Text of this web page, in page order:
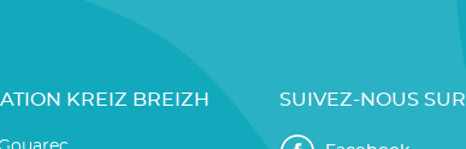
KREIZ BREIZH SUIVEZ-NOUS SUR